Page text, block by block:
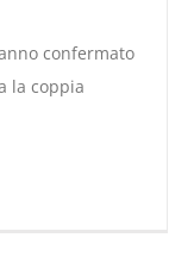
Mixed di Trap
confermato
la coppia